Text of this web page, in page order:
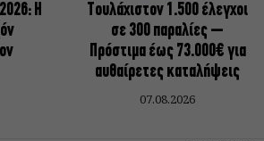
Η
Τουλάχιστον 1.500 έλεγχοι
σε 300 παραλίες –
Πρόστιμα έως 73.000€ για
αυθαίρετες καταλήψεις
07.08.2026